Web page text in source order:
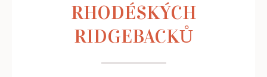
RHODÉSKÝCH
RIDGEBACKŮ